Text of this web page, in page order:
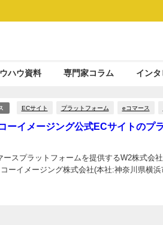
ハウ資料 専門家コラム イン
ECサイト プラットフォーム eコマース
ーイメージング公式ECサイトのプ
ースプラットフォームを提供するW2株式会
ーイメージング株式会社(本社:神奈川県横浜